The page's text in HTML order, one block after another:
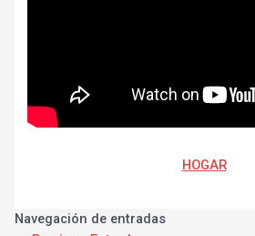
HOGAR
Navegación de entradas